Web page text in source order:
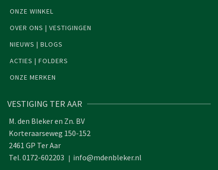
ONZE WINKEL
OVER ONS | VESTIGINGEN
NIEUWS | BLOGS
ACTIES | FOLDERS
ONZE MERKEN
VESTIGING TER AAR
M. den Bleker en Zn. BV
Korteraarseweg 150-152
2461 GP Ter Aar
Tel. 0172-602203 | info@mdenbleker.nl